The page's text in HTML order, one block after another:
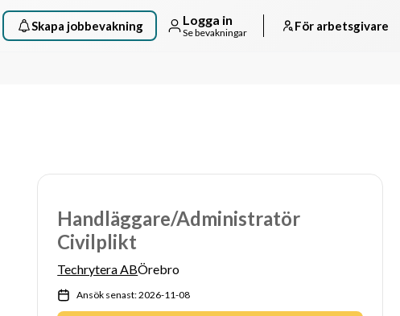
Skapa jobbevakning Logga in
Se bevakningar För arbetsgivare
Handläggare/Administratör
Civilplikt
Techrytera ABÖrebro
Ansök senast: 2026-11-08